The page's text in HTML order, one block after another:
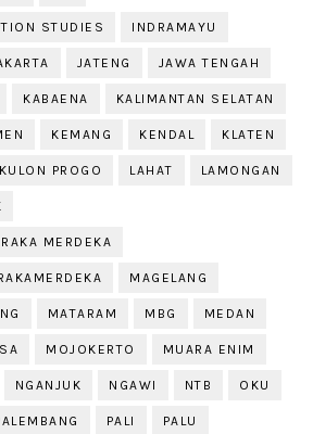
STUDIES INDRAMAYU
JATENG JAWA TENGAH
KABAENA KALIMANTAN SELATAN
KEMANG KENDAL KLATEN
KULON PROGO LAHAT LAMONGAN
MERDEKA
MAGELANG
MATARAM MBG MEDAN
MOJOKERTO MUARA ENIM
NGANJUK NGAWI NTB OKU
PALI PALU